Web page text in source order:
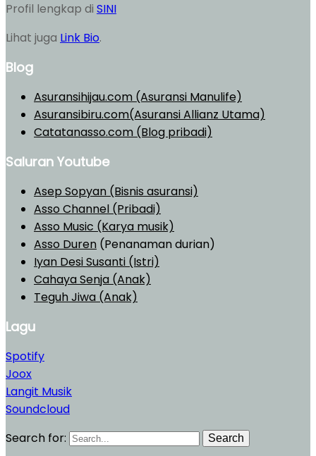
Profil lengkap di SINI
Lihat juga Link Bio.
Blog
Asuransihijau.com (Asuransi Manulife)
Asuransibiru.com(Asuransi Allianz Utama)
Catatanasso.com (Blog pribadi)
Saluran Youtube
Asep Sopyan (Bisnis asuransi)
Asso Channel (Pribadi)
Asso Music (Karya musik)
Asso Duren (Penanaman durian)
Iyan Desi Susanti (Istri)
Cahaya Senja (Anak)
Teguh Jiwa (Anak)
Lagu
Spotify
Joox
Langit Musik
Soundcloud
Search for:
Search